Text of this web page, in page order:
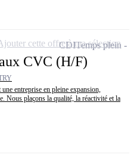
CVC (H/F)
entreprise en pleine expansion,
Nous plaçons la qualité, la réactivité et la
CDITemps plein
cette offre à ma sélection